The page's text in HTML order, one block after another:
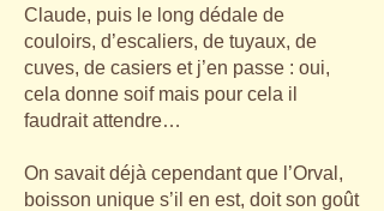
Claude, puis le long dédale de
couloirs, d’escaliers, de tuyaux, de
cuves, de casiers et j’en passe : oui,
cela donne soif mais pour cela il
faudrait attendre…
On savait déjà cependant que l’Orval,
boisson unique s’il en est, doit son goût